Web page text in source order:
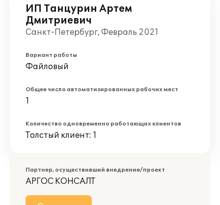
ИП Танцурин Артем
Дмитриевич
Санкт-Петербург, Февраль 2021
Вариант работы
Файловый
Общее число автоматизированных рабочих мест
1
Количество одновременно работающих клиентов
Толстый клиент: 1
Партнер, осуществивший внедрение/проект
АРГОС КОНСАЛТ